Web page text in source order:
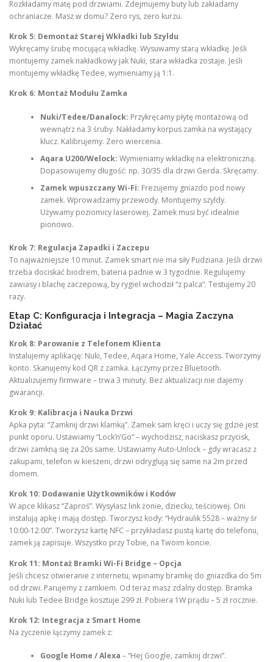
Rozkładamy matę pod drzwiami. Zdejmujemy buty lub zakładamy
ochraniacze. Masz w domu? Zero rys, zero kurzu.
Krok 5: Demontaż Starej Wkładki lub Szyldu
Wykręcamy śrubę mocującą wkładkę. Wysuwamy starą wkładkę. Jeśli
montujemy zamek nakładkowy jak Nuki, stara wkładka zostaje. Jeśli
montujemy wkładkę Tedee, wymieniamy ją 1:1.
Krok 6: Montaż Modułu Zamka
Nuki/Tedee/Danalock: Przykręcamy płytę montażową od
wewnątrz na 3 śruby. Nakładamy korpus zamka na wystający
klucz. Kalibrujemy. Zero wiercenia.
Aqara U200/Welock: Wymieniamy wkładkę na elektroniczną.
Dopasowujemy długość: np. 30/35 dla drzwi Gerda. Skręcamy.
Zamek wpuszczany Wi-Fi: Frezujemy gniazdo pod nowy
zamek. Wprowadzamy przewody. Montujemy szyldy.
Używamy poziomicy laserowej. Zamek musi być idealnie
pionowo.
Krok 7: Regulacja Zapadki i Zaczepu
To najważniejsze 10 minut. Zamek smart nie ma siły Pudziana. Jeśli drzwi
trzeba dociskać biodrem, bateria padnie w 3 tygodnie. Regulujemy
zawiasy i blachę zaczepową, by rygiel wchodził “z palca”. Testujemy 20
razy.
Etap C: Konfiguracja i Integracja – Magia Zaczyna
Działać
Krok 8: Parowanie z Telefonem Klienta
Instalujemy aplikację: Nuki, Tedee, Aqara Home, Yale Access. Tworzymy
konto. Skanujemy kod QR z zamka. Łączymy przez Bluetooth.
Aktualizujemy firmware – trwa 3 minuty. Bez aktualizacji nie dajemy
gwarancji.
Krok 9: Kalibracja i Nauka Drzwi
Apka pyta: “Zamknij drzwi klamką”. Zamek sam kręci i uczy się gdzie jest
punkt oporu. Ustawiamy “Lock’n’Go” – wychodzisz, naciskasz przycisk,
drzwi zamkną się za 20s same. Ustawiamy Auto-Unlock – gdy wracasz z
zakupami, telefon w kieszeni, drzwi odryglują się same na 2m przed
domem.
Krok 10: Dodawanie Użytkowników i Kodów
W apce klikasz “Zaproś”. Wysyłasz link żonie, dziecku, teściowej. Oni
instalują apkę i mają dostęp. Tworzysz kody: “Hydraulik 5528 – ważny śr
10:00-12:00”. Tworzysz kartę NFC – przykładasz pustą kartę do telefonu,
zamek ją zapisuje. Wszystko przy Tobie, na Twoim koncie.
Krok 11: Montaż Bramki Wi-Fi Bridge – Opcja
Jeśli chcesz otwieranie z internetu, wpinamy bramkę do gniazdka do 5m
od drzwi. Parujemy z zamkiem. Od teraz masz zdalny dostęp. Bramka
Nuki lub Tedee Bridge kosztuje 299 zł. Pobiera 1W prądu – 5 zł rocznie.
Krok 12: Integracja z Smart Home
Na życzenie łączymy zamek z:
Google Home / Alexa – “Hej Google, zamknij drzwi”.